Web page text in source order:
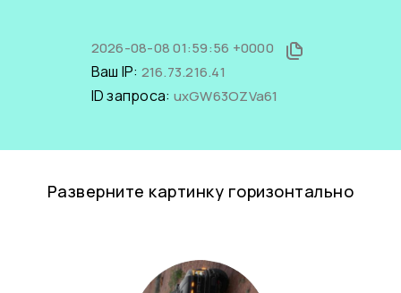
2026-08-08 01:59:56 +0000
Ваш IP: 216.73.216.41
ID запроса: uxGW63OZVa61
Разверните картинку горизонтально